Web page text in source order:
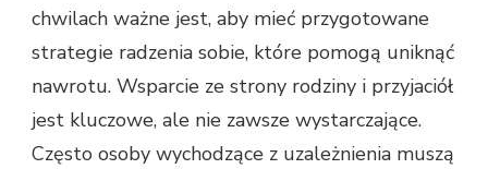
chwilach ważne jest, aby mieć przygotowane
strategie radzenia sobie, które pomogą uniknąć
nawrotu. Wsparcie ze strony rodziny i przyjaciół
jest kluczowe, ale nie zawsze wystarczające.
Często osoby wychodzące z uzależnienia muszą